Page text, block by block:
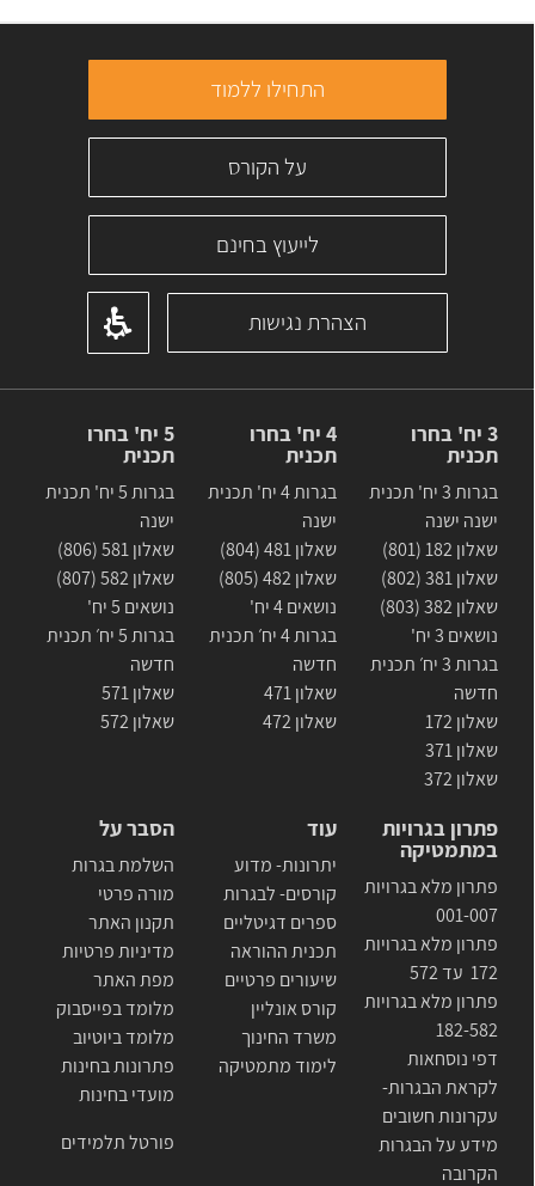
התחילו ללמוד
על הקורס
לייעוץ בחינם
הצהרת נגישות
3 יח' בחרו
תכנית
בגרות 3 יח' תכנית
ישנה ישנה
שאלון 182 (801)
שאלון 381 (802)
שאלון 382 (803)
נושאים 3 יח'
בגרות 3 יח׳ תכנית
חדשה
שאלון 172
שאלון 371
שאלון 372
4 יח' בחרו
תכנית
בגרות 4 יח' תכנית
ישנה
שאלון 481 (804)
שאלון 482 (805)
נושאים 4 יח'
בגרות 4 יח׳ תכנית
חדשה
שאלון 471
שאלון 472
5 יח' בחרו
תכנית
בגרות 5 יח' תכנית
ישנה
שאלון 581 (806)
שאלון 582 (807)
נושאים 5 יח'
בגרות 5 יח׳ תכנית
חדשה
שאלון 571
שאלון 572
פתרון בגרויות
במתמטיקה
פתרון מלא בגרויות
001-007
פתרון מלא בגרויות
172 עד 572
פתרון מלא בגרויות
182-582
דפי נוסחאות
לקראת הבגרות-
עקרונות חשובים
מידע על הבגרות
הקרובה
עוד
יתרונות- מדוע
קורסים- לבגרות
ספרים דגיטליים
תכנית ההוראה
שיעורים פרטיים
קורס אונליין
משרד החינוך
לימוד מתמטיקה
הסבר על
השלמת בגרות
מורה פרטי
תקנון האתר
מדיניות פרטיות
מפת האתר
מלומד בפייסבוק
מלומד ביוטיוב
פתרונות בחינות
מועדי בחינות
פורטל תלמידים